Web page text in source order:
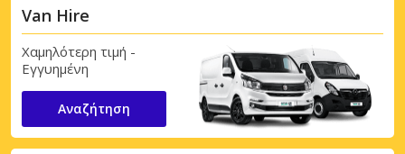
Van Hire
Χαμηλότερη τιμή -
Εγγυημένη
Αναζήτηση